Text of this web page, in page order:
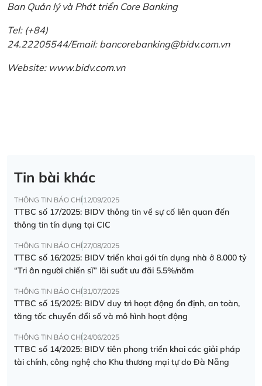
Ban Quản lý và Phát triển Core Banking
Tel: (+84)
24.22205544/Email: bancorebanking@bidv.com.vn
Website: www.bidv.com.vn
Tin bài khác
THÔNG TIN BÁO CHÍ12/09/2025
TTBC số 17/2025: BIDV thông tin về sự cố liên quan đến
thông tin tín dụng tại CIC
THÔNG TIN BÁO CHÍ27/08/2025
TTBC số 16/2025: BIDV triển khai gói tín dụng nhà ở 8.000 tỷ
“Tri ân người chiến sĩ” lãi suất ưu đãi 5.5%/năm
THÔNG TIN BÁO CHÍ31/07/2025
TTBC số 15/2025: BIDV duy trì hoạt động ổn định, an toàn,
tăng tốc chuyển đổi số và mô hình hoạt động
THÔNG TIN BÁO CHÍ24/06/2025
TTBC số 14/2025: BIDV tiên phong triển khai các giải pháp
tài chính, công nghệ cho Khu thương mại tự do Đà Nẵng